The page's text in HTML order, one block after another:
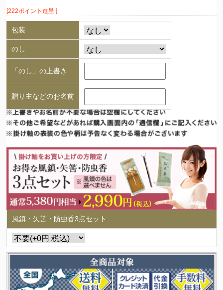
[222ポイント進呈 ]
包装
のし
「のし」の上書き
贈り主などのお名前
風鎮・矢筈・防虫香3点セット